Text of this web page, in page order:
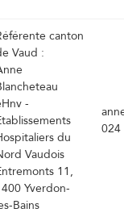
canton
Vaud :
-
du
Vaudois
11,
Yverdon-
Bains
024